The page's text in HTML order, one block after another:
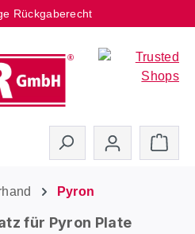
Rückgaberecht
Pyron
für Pyron Plate